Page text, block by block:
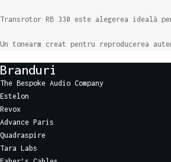
Transrotor RB 330 este alegerea
Un tonearm creat pentru reproducerea
Branduri
The Bespoke Audio Company
Estelon
Revox
Advance Paris
Quadraspire
Tara Labs